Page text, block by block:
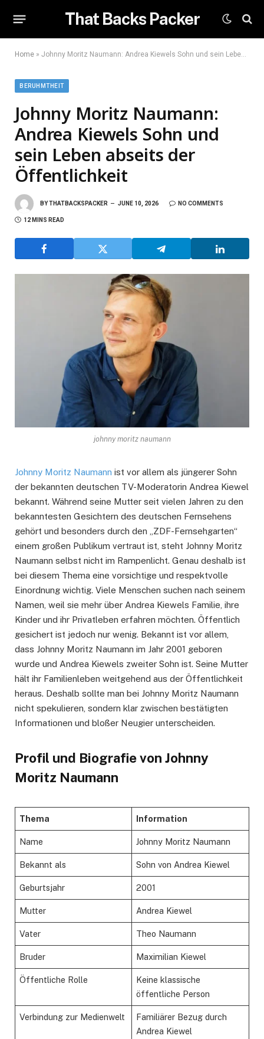
That Backs Packer
Home » Johnny Moritz Naumann: Andrea Kiewels Sohn und sein Leben abseits der Öffentlichkeit
BERUHMTHEIT
Johnny Moritz Naumann:
Andrea Kiewels Sohn und
sein Leben abseits der
Öffentlichkeit
BYTHATBACKSPACKER JUNE 10, 2026 NO COMMENTS
12 MINS READ
johnny moritz naumann
Johnny Moritz Naumann ist vor allem als jüngerer Sohn
der bekannten deutschen TV-Moderatorin Andrea Kiewel
bekannt. Während seine Mutter seit vielen Jahren zu den
bekanntesten Gesichtern des deutschen Fernsehens
gehört und besonders durch den „ZDF-Fernsehgarten“
einem großen Publikum vertraut ist, steht Johnny Moritz
Naumann selbst nicht im Rampenlicht. Genau deshalb ist
bei diesem Thema eine vorsichtige und respektvolle
Einordnung wichtig. Viele Menschen suchen nach seinem
Namen, weil sie mehr über Andrea Kiewels Familie, ihre
Kinder und ihr Privatleben erfahren möchten. Öffentlich
gesichert ist jedoch nur wenig. Bekannt ist vor allem,
dass Johnny Moritz Naumann im Jahr 2001 geboren
wurde und Andrea Kiewels zweiter Sohn ist. Seine Mutter
hält ihr Familienleben weitgehend aus der Öffentlichkeit
heraus. Deshalb sollte man bei Johnny Moritz Naumann
nicht spekulieren, sondern klar zwischen bestätigten
Informationen und bloßer Neugier unterscheiden.
Profil und Biografie von Johnny
Moritz Naumann
Thema Information
Name Johnny Moritz Naumann
Bekannt als Sohn von Andrea Kiewel
Geburtsjahr 2001
Mutter Andrea Kiewel
Vater Theo Naumann
Bruder Maximilian Kiewel
Öffentliche Rolle
Keine klassische
öffentliche Person
Verbindung zur Medienwelt
Familiärer Bezug durch
Andrea Kiewel